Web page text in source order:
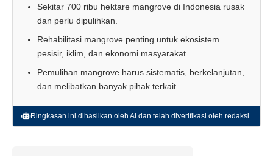
Sekitar 700 ribu hektare mangrove di Indonesia rusak
dan perlu dipulihkan.
Rehabilitasi mangrove penting untuk ekosistem
pesisir, iklim, dan ekonomi masyarakat.
Pemulihan mangrove harus sistematis, berkelanjutan,
dan melibatkan banyak pihak terkait.
Ringkasan ini dihasilkan oleh AI dan telah diverifikasi oleh redaksi